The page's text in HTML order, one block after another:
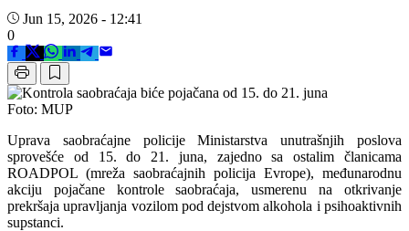
Jun 15, 2026 - 12:41
0
Foto: MUP
Uprava saobraćajne policije Ministarstva unutrašnjih poslova
sprovešće od 15. do 21. juna, zajedno sa ostalim članicama
ROADPOL (mreža saobraćajnih policija Evrope), međunarodnu
akciju pojačane kontrole saobraćaja, usmerenu na otkrivanje
prekršaja upravljanja vozilom pod dejstvom alkohola i psihoaktivnih
supstanci.